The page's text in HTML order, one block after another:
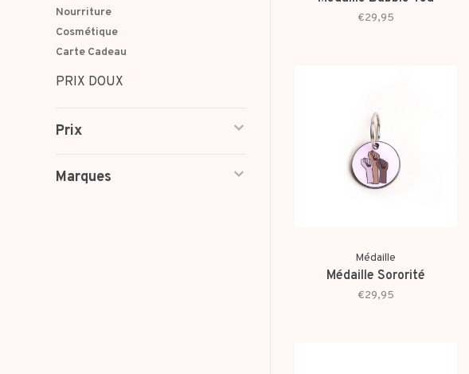
Nourriture
Cosmétique
Carte Cadeau
PRIX DOUX
Prix
Marques
€29,95
Médaille
Médaille Sororité
€29,95